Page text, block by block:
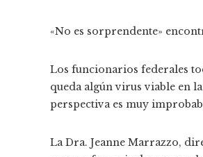
«No es sorprendente»
Los funcionarios federales
queda algún virus viable en
perspectiva es muy
La Dra. Jeanne Marrazzo,